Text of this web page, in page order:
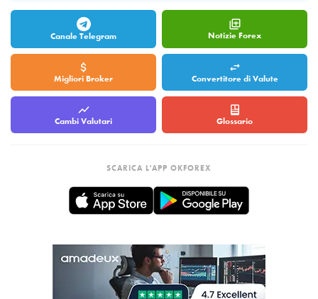
Canale Telegram Notizie Forex
Migliori Broker Convertitore di Valute
Cambi Valutari Glossario
SCARICA L'APP OKFOREX